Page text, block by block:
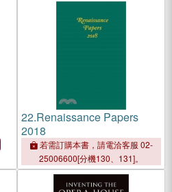
22.Renaissance Papers
2018
若需訂購本書，請電洽客服 02-
25006600[分機130、131]。